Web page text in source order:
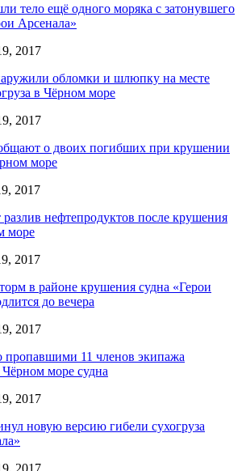
тело ещё одного моряка с затонувшего
Арсенала»
2017
обломки и шлюпку на месте
в Чёрном море
2017
о двоих погибших при крушении
море
2017
нефтепродуктов после крушения
море
2017
в районе крушения судна «Герои
до вечера
2017
11 членов экипажа
море судна
2017
новую версию гибели сухогруза
2017